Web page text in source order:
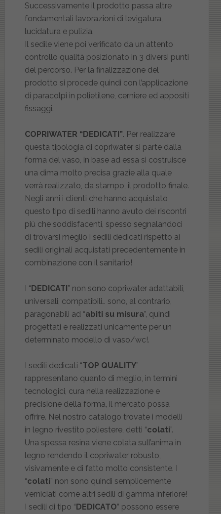
Successivamente il prodotto passa altre
fondamentali lavorazioni di levigatura,
lucidatura e pulizia.
Il sedile viene poi verificato da un attento
controllo qualità posizionato in 3 diversi punti
del percorso. Per la finalizzazione del
prodotto si procede quindi con l’applicazione
di paracolpi in polietilene, cerniere ed appositi
fissaggi.
COPRIWATER “DEDICATI”. Per realizzare
questa tipologia di copriwater si parte dalla
forma del vaso, in base ad essa si costruisce
una dima molto precisa grazie alla quale
verrà realizzato, da stampo, il prodotto finale.
Negli anni i clienti che hanno acquistato
questo tipo di sedili hanno avuto dei riscontri
più che soddisfacenti, spesso segnalandoci
di trovarsi meglio i sedili dedicati rispetto ai
sedili originali acquistati precedentemente in
combinazione con il sanitario!
I “DEDICATI” non sono copriwater adattabili,
universali, compatibili… sono, al contrario,
paragonabili ad “abiti su misura”, quindi
progettati e realizzati unicamente per un
determinato modello di vaso/wc!.
I sedili dedicati “TOP QUALITY”
rappresentano quanto di meglio, in termini
tecnologici, cura nella realizzazione e
precisione della forma, il mercato possa
offrire. Nel nostro catalogo trovate i modelli
in legno rivestito poliestere, detti “colati”.
Una spessa resina viene colata sull’anima in
legno rendendo il copriwater robusto,
visivamente e di fatto molto consistente. I
“colati” non sono quindi semplicemente
verniciati come altri sedili di gamma inferiore!
I sedili di tipo “DEDICATO” possono essere